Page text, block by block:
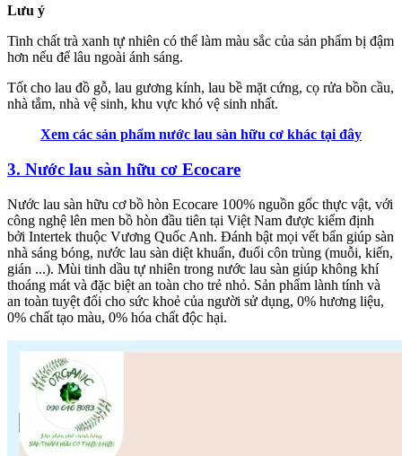
Lưu ý
Tinh chất trà xanh tự nhiên có thể làm màu sắc của sản phẩm bị đậm
hơn nếu để lâu ngoài ánh sáng.
Tốt cho lau đồ gỗ, lau gương kính, lau bề mặt cứng, cọ rửa bồn cầu,
nhà tắm, nhà vệ sinh, khu vực khó vệ sinh nhất.
Xem các sản phẩm nước lau sàn hữu cơ khác tại đây
3. Nước lau sàn hữu cơ Ecocare
Nước lau sàn hữu cơ bồ hòn Ecocare 100% nguồn gốc thực vật, với
công nghệ lên men bồ hòn đầu tiên tại Việt Nam được kiểm định
bởi Intertek thuộc Vương Quốc Anh. Đánh bật mọi vết bẩn giúp sàn
nhà sáng bóng, nước lau sàn diệt khuẩn, đuổi côn trùng (muỗi, kiến,
gián ...). Mùi tinh dầu tự nhiên trong nước lau sàn giúp không khí
thoáng mát và đặc biệt an toàn cho trẻ nhỏ. Sản phẩm lành tính và
an toàn tuyệt đối cho sức khoẻ của người sử dụng, 0% hương liệu,
0% chất tạo màu, 0% hóa chất độc hại.